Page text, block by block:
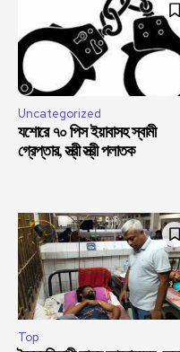
Uncategorized
যশোরে ৭০ পিস ইয়াবাসহ স্বামী
গ্রেপ্তার, স্ত্রী স্ত্রী পলাতক
Top